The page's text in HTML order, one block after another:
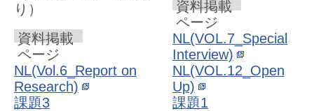
り）
資料掲載
ページ
NL(Vol.6_Report on
Research)
課題3
資料掲載
ページ
NL(VOL.7_Special
Interview)
NL(VOL.12_Open
Up)
課題1